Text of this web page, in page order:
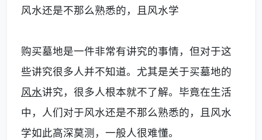
风水还是不那么熟悉的，且风水学
购买墓地是一件非常有讲究的事情，但对于这
些讲究很多人并不知道。尤其是关于买墓地的
风水讲究，很多人根本就不了解。毕竟在生活
中，人们对于风水还是不那么熟悉的，且风水
学如此高深莫测，一般人很难懂。